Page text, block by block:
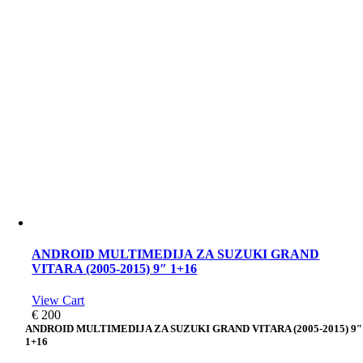
ANDROID MULTIMEDIJA ZA SUZUKI GRAND
VITARA (2005-2015) 9″ 1+16
View Cart
€ 200
ANDROID MULTIMEDIJA ZA SUZUKI GRAND VITARA (2005-2015) 9″
1+16